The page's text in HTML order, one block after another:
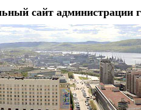
сайт администрации